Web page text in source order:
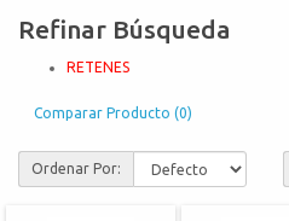
Refinar Búsqueda
RETENES
Comparar Producto (0)
Ordenar Por: